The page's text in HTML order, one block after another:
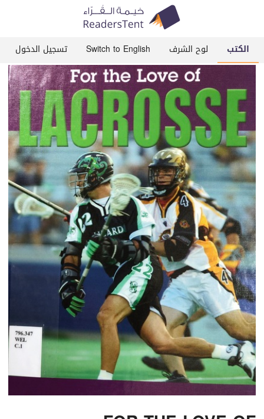
الكتب لوح الشرف Switch to English تسجيل الدخول